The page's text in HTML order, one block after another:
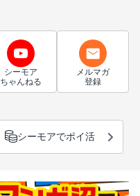
シーモア
ちゃんねる
メルマガ
登録
シーモアでポイ活